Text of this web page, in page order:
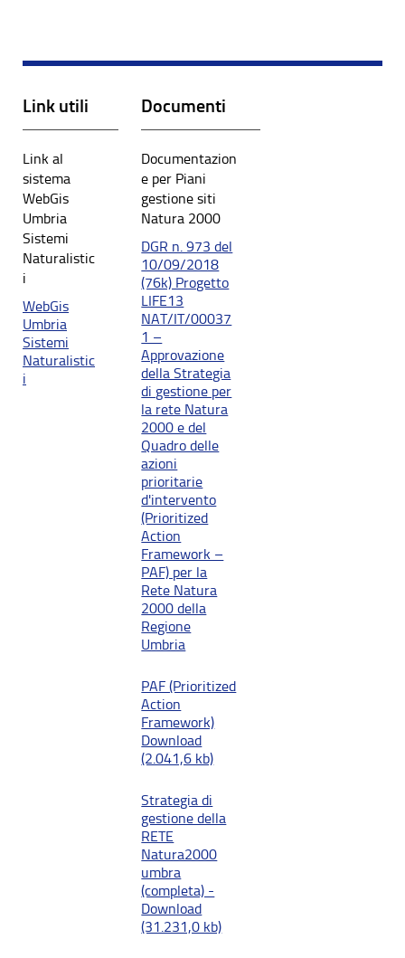
Link utili
Link al
sistema
WebGis
Umbria
Sistemi
Naturalistic
i
WebGis
Umbria
Sistemi
Naturalistic
i
Documenti
Documentazion
e per Piani
gestione siti
Natura 2000
DGR n. 973 del
10/09/2018
(76k) Progetto
LIFE13
NAT/IT/00037
1 –
Approvazione
della Strategia
di gestione per
la rete Natura
2000 e del
Quadro delle
azioni
prioritarie
d'intervento
(Prioritized
Action
Framework –
PAF) per la
Rete Natura
2000 della
Regione
Umbria
PAF (Prioritized
Action
Framework)
Download
(2.041,6 kb)
Strategia di
gestione della
RETE
Natura2000
umbra
(completa) -
Download
(31.231,0 kb)